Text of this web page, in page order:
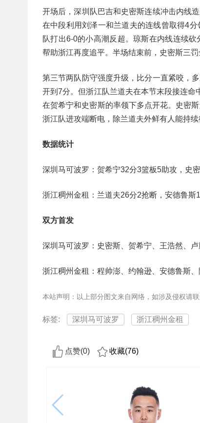
开场后，深圳队巴吉和史密斯连续冲击内线
在中段利用刘泽一和兰道夫的连线曾取得4
队打出6-0的小高潮反超。琼斯在内线连续
帮助浙江再度追平。半场结束前，史密斯三
第三节两队防守强度升级，比分一直紧咬，
开到7分。但浙江队兰道夫在本节末段接连
在贺希宁和史密斯的率领下多点开花。史密
浙江队进攻端断电，除兰道夫外鲜有人能持
数据统计
深圳马可波罗：贺希宁32分3篮板5助攻，史
浙江稠州金租：兰道夫26分2抢断，安德鲁
双方首发
深圳马可波罗：史密斯、贺希宁、王浩然、
浙江稠州金租：程帅澎、约翰逊、安德鲁斯
本站声明：以上部分图文来自网络，如涉及侵权请
标签: 深圳马可波罗 浙江稠州金租
点赞(0) 收藏(76)